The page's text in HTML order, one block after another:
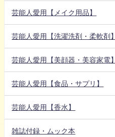
芸能人愛用【メイク用品】
芸能人愛用【洗濯洗剤・柔軟剤】
芸能人愛用【美顔器・美容家電】
芸能人愛用【食品・サプリ】
芸能人愛用【香水】
雑誌付録・ムック本